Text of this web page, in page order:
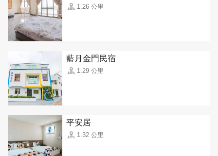
1.26 公里
藍月金門民宿
1.29 公里
平安居
1.32 公里